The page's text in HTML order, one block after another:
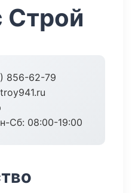
856-62-79
Сб: 08:00-19:00